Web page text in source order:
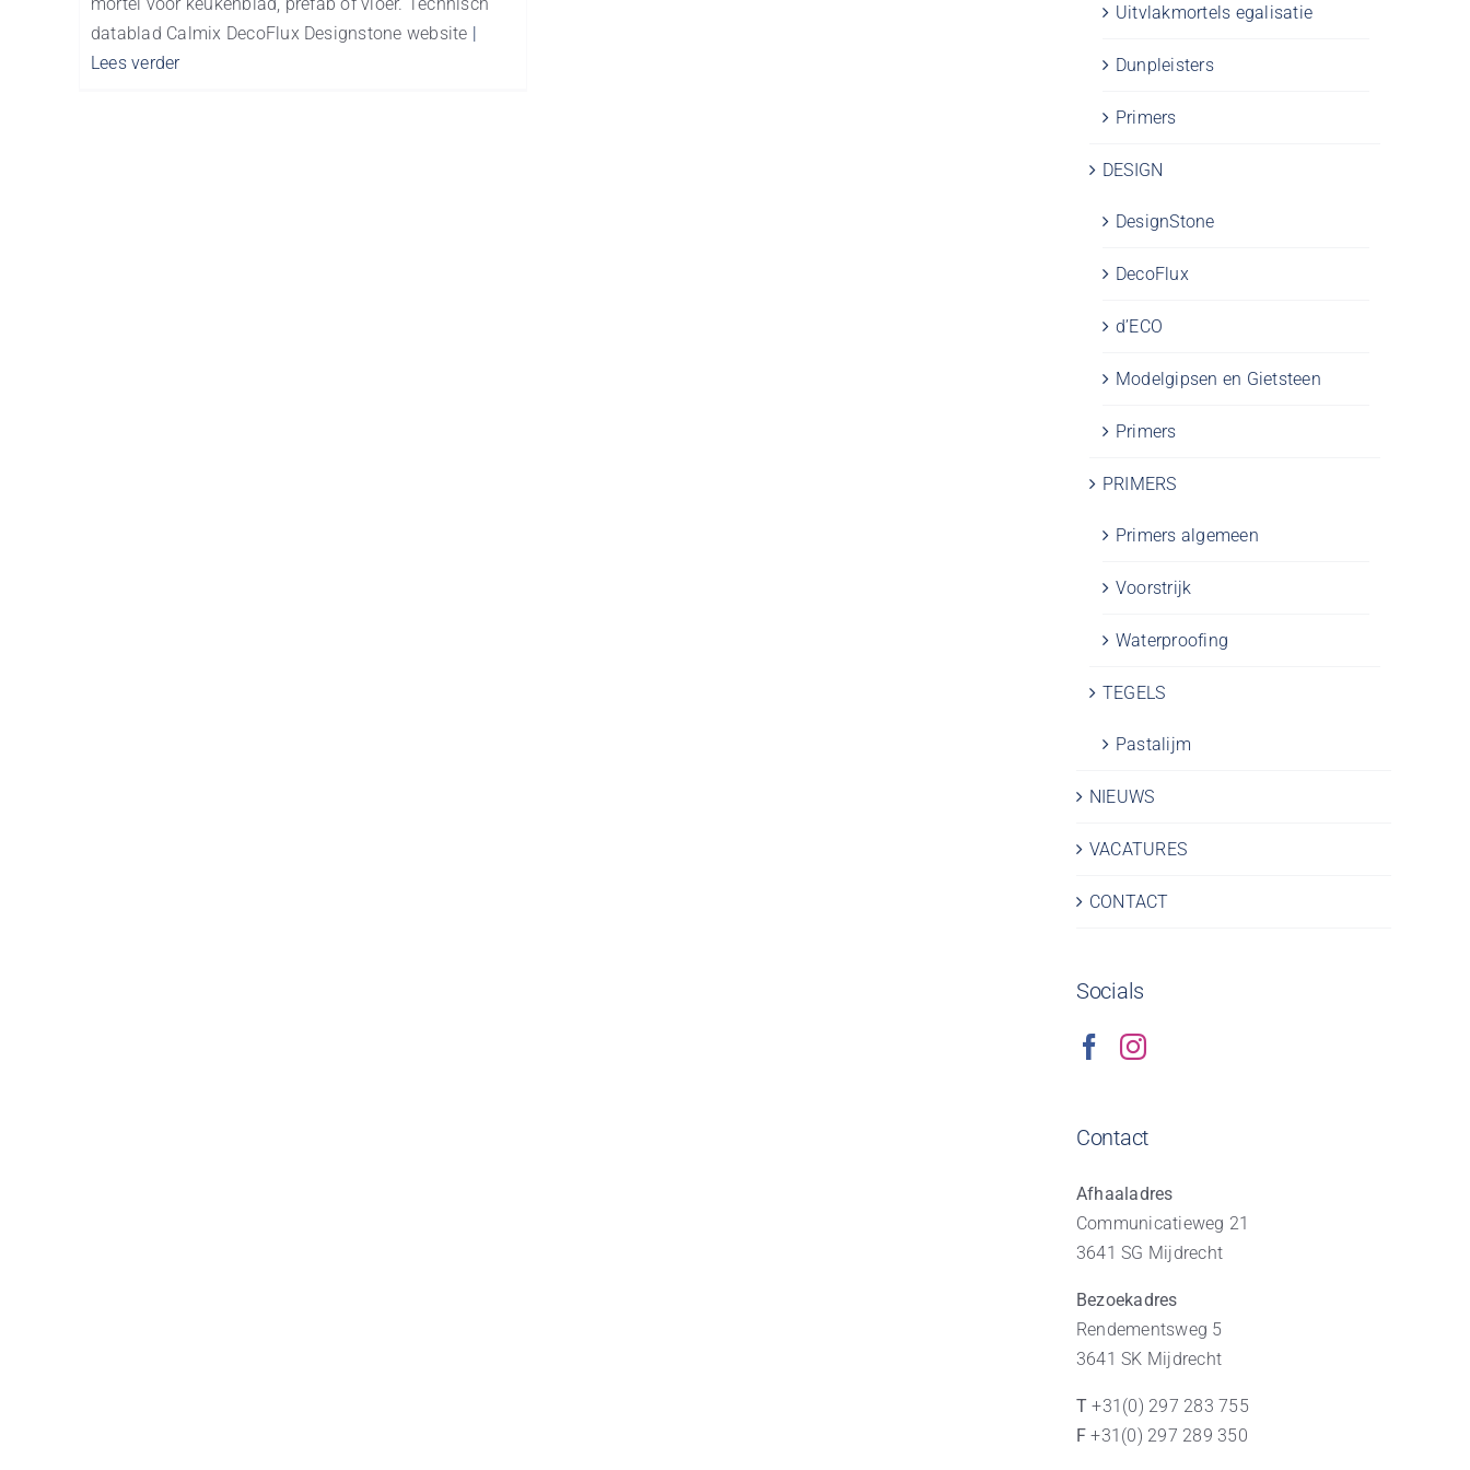
datablad Calmix DecoFlux Designstone website |
Lees verder
Uitvlakmortels egalisatie
Dunpleisters
Primers
DESIGN
DesignStone
DecoFlux
d’ECO
Modelgipsen en Gietsteen
Primers
PRIMERS
Primers algemeen
Voorstrijk
Waterproofing
TEGELS
Pastalijm
NIEUWS
VACATURES
CONTACT
Socials
Contact
Afhaaladres
Communicatieweg 21
3641 SG Mijdrecht
Bezoekadres
Rendementsweg 5
3641 SK Mijdrecht
T +31(0) 297 283 755
F +31(0) 297 289 350